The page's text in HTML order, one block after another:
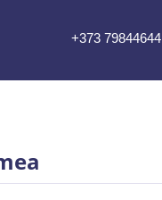
+373 79844644